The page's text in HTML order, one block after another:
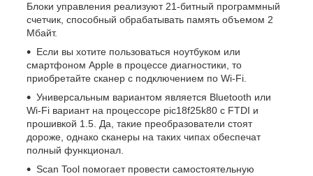
Блоки управления реализуют 21-битный программный
счетчик, способный обрабатывать память объемом 2
Мбайт.
Если вы хотите пользоваться ноутбуком или
смартфоном Apple в процессе диагностики, то
приобретайте сканер с подключением по Wi-Fi.
Универсальным вариантом является Bluetooth или
Wi-Fi вариант на процессоре pic18f25k80 с FTDI и
прошивкой 1.5. Да, такие преобразователи стоят
дороже, однако сканеры на таких чипах обеспечат
полный функционал.
Scan Tool помогает провести самостоятельную